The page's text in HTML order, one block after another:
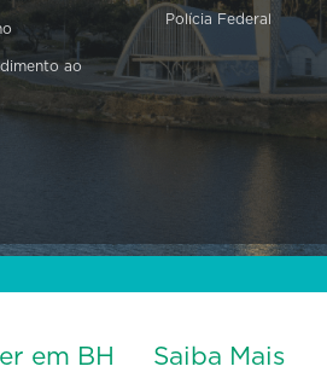
ao
Polícia Federal
em BH Saiba Mais